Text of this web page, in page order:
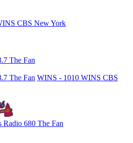
CBS New York
The Fan
The Fan WINS - 1010 WINS CBS
680 The Fan